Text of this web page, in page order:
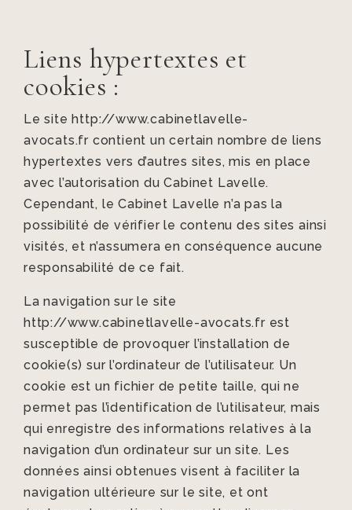
Liens hypertextes et
cookies :
Le site http://www.cabinetlavelle-
avocats.fr contient un certain nombre de liens
hypertextes vers d’autres sites, mis en place
avec l’autorisation du Cabinet Lavelle.
Cependant, le Cabinet Lavelle n’a pas la
possibilité de vérifier le contenu des sites ainsi
visités, et n’assumera en conséquence aucune
responsabilité de ce fait.
La navigation sur le site
http://www.cabinetlavelle-avocats.fr est
susceptible de provoquer l’installation de
cookie(s) sur l’ordinateur de l’utilisateur. Un
cookie est un fichier de petite taille, qui ne
permet pas l’identification de l’utilisateur, mais
qui enregistre des informations relatives à la
navigation d’un ordinateur sur un site. Les
données ainsi obtenues visent à faciliter la
navigation ultérieure sur le site, et ont